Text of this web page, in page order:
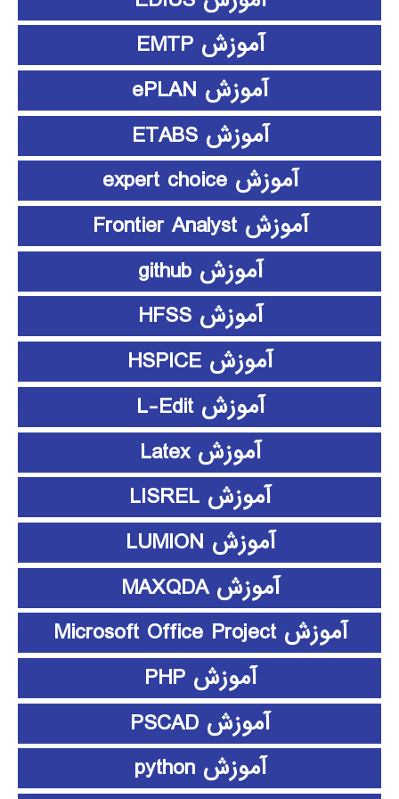
آموزش EMTP
آموزش ePLAN
آموزش ETABS
آموزش expert choice
آموزش Frontier Analyst
آموزش github
آموزش HFSS
آموزش HSPICE
آموزش L-Edit
آموزش Latex
آموزش LISREL
آموزش LUMION
آموزش MAXQDA
آموزش Microsoft Office Project
آموزش PHP
آموزش PSCAD
آموزش python